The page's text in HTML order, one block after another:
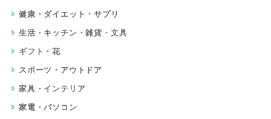
健康・ダイエット・サプリ
生活・キッチン・雑貨・文具
ギフト・花
スポーツ・アウトドア
家具・インテリア
家電・パソコン